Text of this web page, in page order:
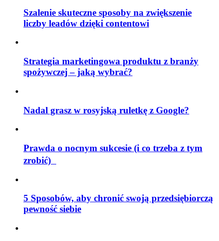
Szalenie skuteczne sposoby na zwiększenie
liczby leadów dzięki contentowi
Strategia marketingowa produktu z branży
spożywczej – jaką wybrać?
Nadal grasz w rosyjską ruletkę z Google?
Prawda o nocnym sukcesie (i co trzeba z tym
zrobić)
5 Sposobów, aby chronić swoją przedsiębiorczą
pewność siebie